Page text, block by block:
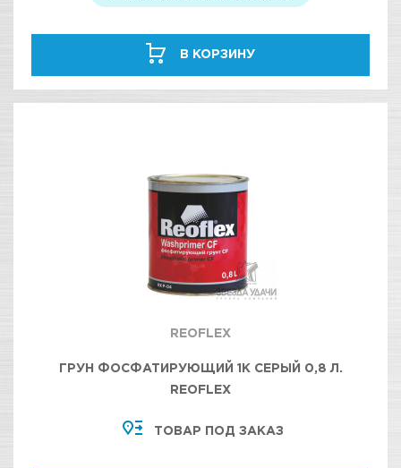
В КОРЗИНУ
REOFLEX
ГРУН ФОСФАТИРУЮЩИЙ 1К СЕРЫЙ 0,8 Л.
REOFLEX
ТОВАР ПОД ЗАКАЗ